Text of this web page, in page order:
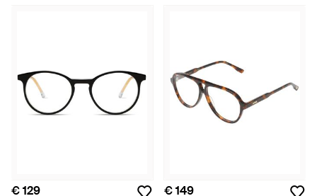
€ 129 € 149